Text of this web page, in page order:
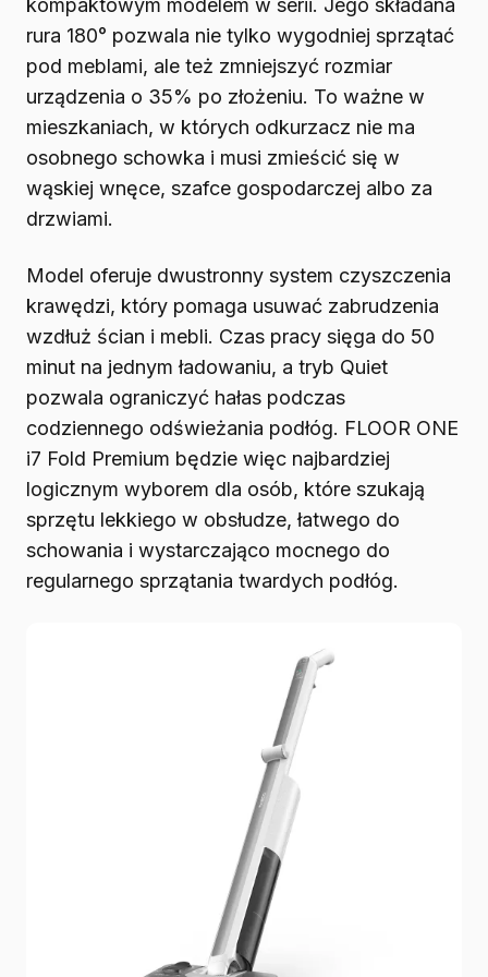
kompaktowym modelem w serii. Jego składana
rura 180° pozwala nie tylko wygodniej sprzątać
pod meblami, ale też zmniejszyć rozmiar
urządzenia o 35% po złożeniu. To ważne w
mieszkaniach, w których odkurzacz nie ma
osobnego schowka i musi zmieścić się w
wąskiej wnęce, szafce gospodarczej albo za
drzwiami.
Model oferuje dwustronny system czyszczenia
krawędzi, który pomaga usuwać zabrudzenia
wzdłuż ścian i mebli. Czas pracy sięga do 50
minut na jednym ładowaniu, a tryb Quiet
pozwala ograniczyć hałas podczas
codziennego odświeżania podłóg. FLOOR ONE
i7 Fold Premium będzie więc najbardziej
logicznym wyborem dla osób, które szukają
sprzętu lekkiego w obsłudze, łatwego do
schowania i wystarczająco mocnego do
regularnego sprzątania twardych podłóg.